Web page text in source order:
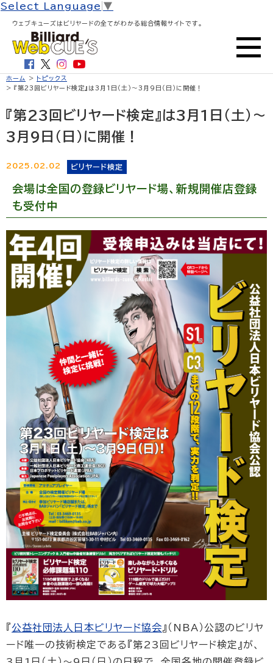
Select Language ▼
ウェブキューズはビリヤードの全てがわかる総合情報サイトです。
ホーム >
トピックス
> 『第23回ビリヤード検定』は3月1日（土）〜3月9日（日）に開催！
『第23回ビリヤード検定』は3月1日（土）〜
3月9日（日）に開催！
2025.02.02 ビリヤード検定
会場は全国の登録ビリヤード場、新規開催店登録
も受付中
『公益社団法人日本ビリヤード協会 』（NBA）公認のビリヤ
ード唯一の技術検定である『第23回ビリヤード検定』が、